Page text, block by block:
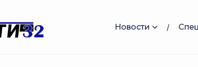
Новости